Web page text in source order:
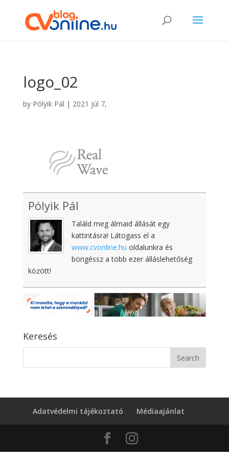
logo_02
by Pólyik Pál | 2021 júl 7,
Pólyik Pál
Találd meg álmaid állását egy
kattintásra! Látogass el a
www.cvonline.hu oldalunkra és
böngéssz a több ezer álláslehetőség
között!
Keresés
Adatvédelmi tájékoztató Médiaajánlat